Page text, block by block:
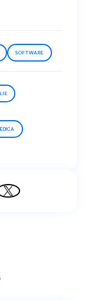
SOFTWARE